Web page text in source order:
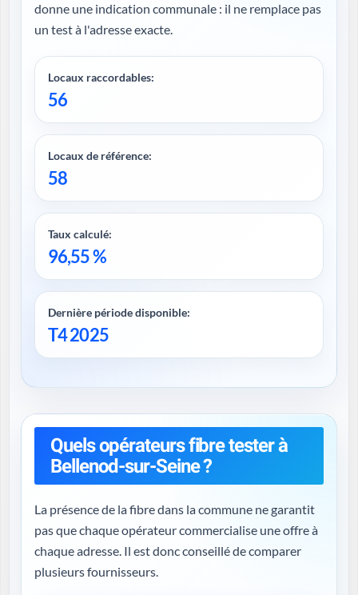
donne une indication communale : il ne remplace pas
un test à l'adresse exacte.
Locaux raccordables:
56
Locaux de référence:
58
Taux calculé:
96,55 %
Dernière période disponible:
T4 2025
Quels opérateurs fibre tester à
Bellenod-sur-Seine ?
La présence de la fibre dans la commune ne garantit
pas que chaque opérateur commercialise une offre à
chaque adresse. Il est donc conseillé de comparer
plusieurs fournisseurs.